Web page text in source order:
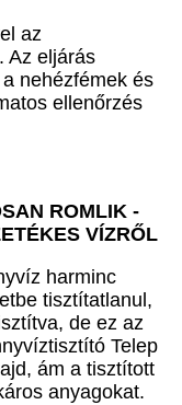
az
Az eljárás
nehézfémek és
ellenőrzés
ROMLIK -
VÍZRŐL
harminc
tisztítatlanul,
de ez az
Telep
ám a tisztított
anyagokat.